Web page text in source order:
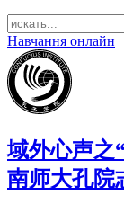
Навчання онлайн
域外心声
南师大孔院